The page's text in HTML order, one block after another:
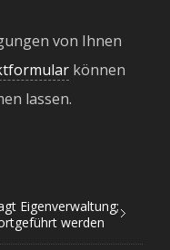
von Ihnen
können
lassen.
Eigenverwaltung;
werden